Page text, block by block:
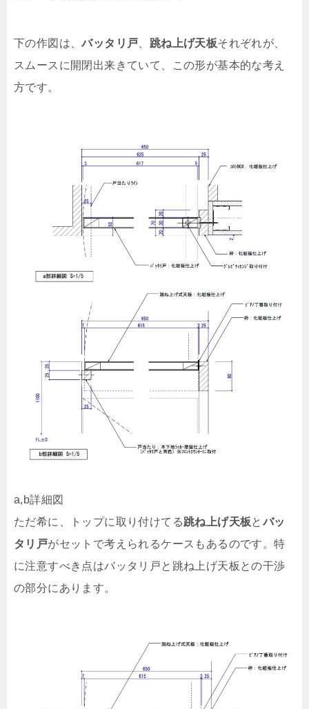
下の作図は、バッタリ戸 跳ね上げ天板それぞれが、
スムースに開閉出来きていて、この形が基本的な考え
方です。
a,b詳細図
ただ希に、トップに取り付けてる跳ね上げ天板と バッ
タリ戸がセットで考えられるケースもあるのです。特
に注意すべき点はバッタリ戸と跳ね上げ天板との干渉
の部分にあります。